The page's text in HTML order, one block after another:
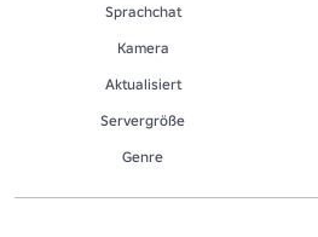
Sprachchat
Kamera
Aktualisiert
Servergröße
Genre